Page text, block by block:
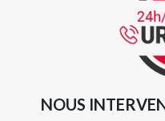
NOUS